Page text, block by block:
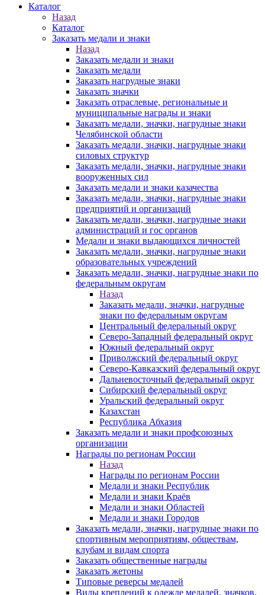
Каталог
Назад
Каталог
Заказать медали и знаки
Назад
Заказать медали и знаки
Заказать медали
Заказать нагрудные знаки
Заказать значки
Заказать отраслевые, региональные и
муниципальные награды и знаки
Заказать медали, значки, нагрудные знаки
Челябинской области
Заказать медали, значки, нагрудные знаки
силовых структур
Заказать медали, значки, нагрудные знаки
вооруженных сил
Заказать медали и знаки казачества
Заказать медали, значки, нагрудные знаки
предприятий и организаций
Заказать медали, значки, нагрудные знаки
администраций и гос органов
Медали и знаки выдающихся личностей
Заказать медали, значки, нагрудные знаки
образовательных учреждений
Заказать медали, значки, нагрудные знаки по
федеральным округам
Назад
Заказать медали, значки, нагрудные
знаки по федеральным округам
Центральный федеральный округ
Северо-Западный федеральный округ
Южный федеральный округ
Приволжский федеральный округ
Северо-Кавказский федеральный округ
Дальневосточный федеральный округ
Сибирский федеральный округ
Уральский федеральный округ
Казахстан
Республика Абхазия
Заказать медали и знаки профсоюзных
организации
Награды по регионам России
Назад
Награды по регионам России
Медали и знаки Республик
Медали и знаки Краёв
Медали и знаки Областей
Медали и знаки Городов
Заказать медали, значки, нагрудные знаки по
спортивным мероприятиям, обществам,
клубам и видам спорта
Заказать общественные награды
Заказать жетоны
Типовые реверсы медалей
Виды креплений к одежде медалей, значков,